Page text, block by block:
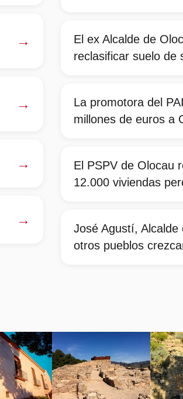
→
→
→
→
El ex Alcalde de
reclasificar suelo de
La promotora del
millones de euros a
El PSPV de Olocau
12.000 viviendas
José Agustí,
otros pueblos